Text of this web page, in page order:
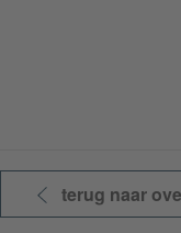
terug naar